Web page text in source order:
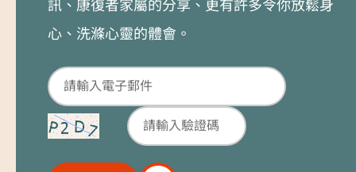
訊、康復者家屬的分享、更有許多令你放鬆身
心、洗滌心靈的體會。